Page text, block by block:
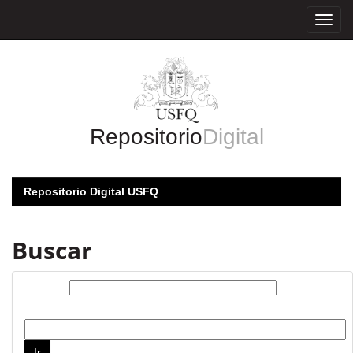
RepositorioDigital
Repositorio Digital USFQ
Buscar